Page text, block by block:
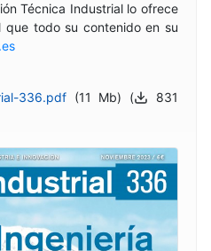
Técnica Industrial lo ofrece
todo su contenido en su
336.pdf(11 Mb) (
831